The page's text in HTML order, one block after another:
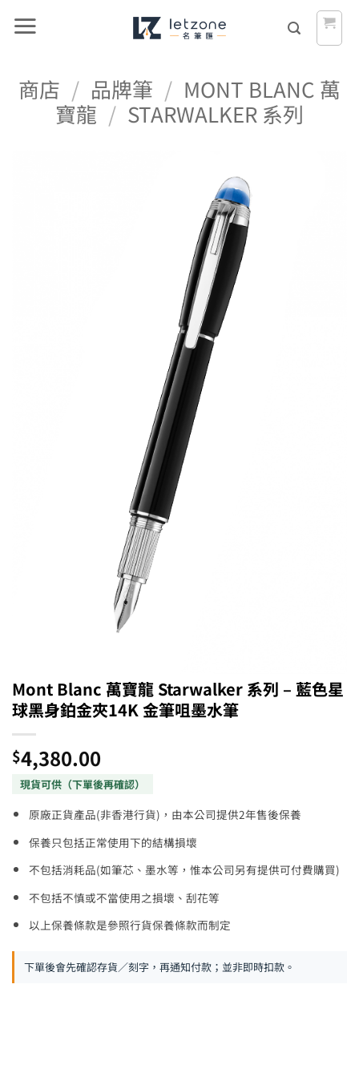
商店 / 品牌筆 / MONT BLANC 萬
寶龍 / STARWALKER 系列
Mont Blanc 萬寶龍 Starwalker 系列 – 藍色星
球黑身鉑金夾14K 金筆咀墨水筆
$4,380.00
原廠正貨產品(非香港行貨)，由本公司提供2年售後保養
保養只包括正常使用下的結構損壞
不包括消耗品(如筆芯、墨水等，惟本公司另有提供可付費購買)
不包括不慎或不當使用之損壞、刮花等
以上保養條款是參照行貨保養條款而制定
下單後會先確認存貨／刻字，再通知付款；並非即時扣款。